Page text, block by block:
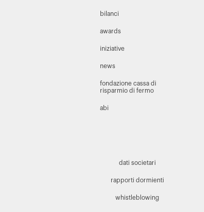
bilanci
awards
iniziative
news
fondazione cassa di
risparmio di fermo
abi
dati societari
rapporti dormienti
whistleblowing